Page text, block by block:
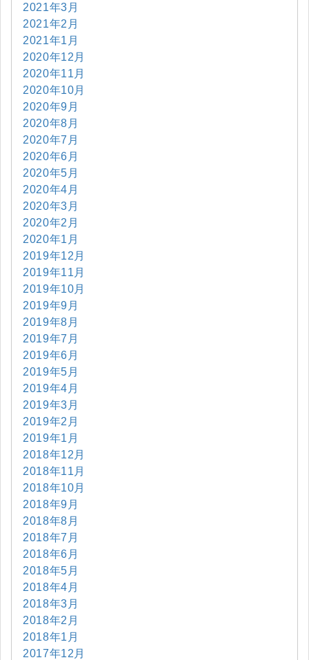
2021年3月
2021年2月
2021年1月
2020年12月
2020年11月
2020年10月
2020年9月
2020年8月
2020年7月
2020年6月
2020年5月
2020年4月
2020年3月
2020年2月
2020年1月
2019年12月
2019年11月
2019年10月
2019年9月
2019年8月
2019年7月
2019年6月
2019年5月
2019年4月
2019年3月
2019年2月
2019年1月
2018年12月
2018年11月
2018年10月
2018年9月
2018年8月
2018年7月
2018年6月
2018年5月
2018年4月
2018年3月
2018年2月
2018年1月
2017年12月